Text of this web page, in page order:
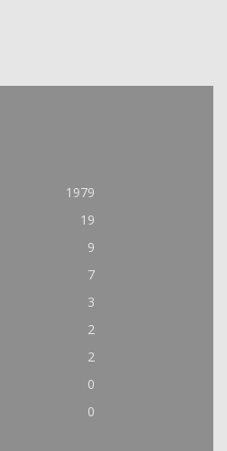
1979
19
9
7
3
2
2
0
0